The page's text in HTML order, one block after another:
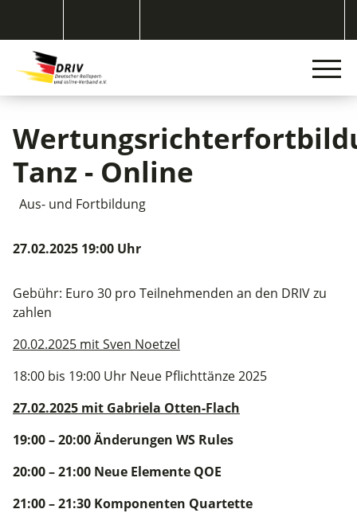
Tanz - Online
Aus- und Fortbildung
27.02.2025 19:00 Uhr
Gebühr: Euro 30 pro Teilnehmenden an den DRIV zu
zahlen
20.02.2025 mit Sven Noetzel
18:00 bis 19:00 Uhr Neue Pflichttänze 2025
27.02.2025 mit Gabriela Otten-Flach
19:00 – 20:00 Änderungen WS Rules
20:00 – 21:00 Neue Elemente QOE
21:00 – 21:30 Komponenten Quartette